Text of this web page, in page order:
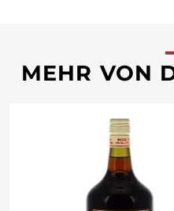
MEHR VON